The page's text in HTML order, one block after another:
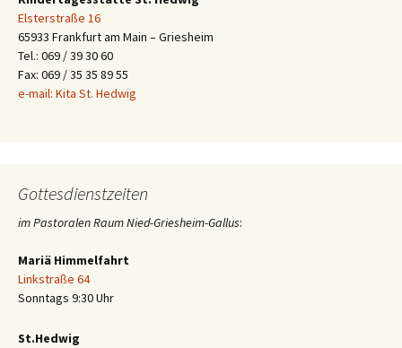
Elsterstraße 16
65933 Frankfurt am Main – Griesheim
Tel.: 069 / 39 30 60
Fax: 069 / 35 35 89 55
e-mail: Kita St. Hedwig
Gottesdienstzeiten
im Pastoralen Raum Nied-Griesheim-Gallus:
Mariä Himmelfahrt
Linkstraße 64
Sonntags 9:30 Uhr
St.Hedwig